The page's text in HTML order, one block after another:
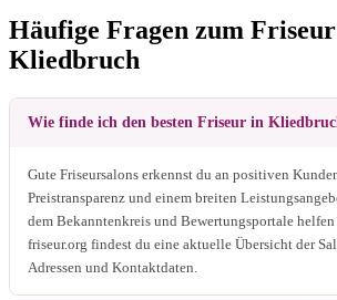
Häufige Fragen zum
Kliedbruch
Wie finde ich den besten Friseur in
Gute Friseursalons erkennst du an positiven
Preistransparenz und einem breiten
dem Bekanntenkreis und Bewertungsportale
friseur.org findest du eine aktuelle Übersicht der
Adressen und Kontaktdaten.